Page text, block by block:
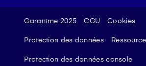
Garantme 2025 CGU Cookies
Protection des données
Protection des données console